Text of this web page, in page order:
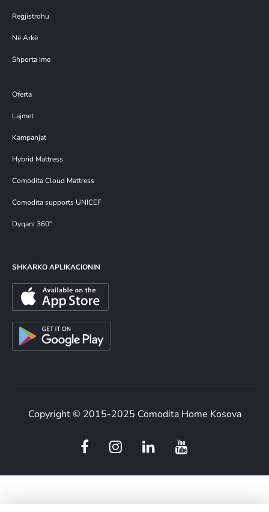
Regjistrohu
Në Arkë
Shporta Ime
Oferta
Lajmet
Kampanjat
Hybrid Mattress
Comodita Cloud Mattress
Comodita supports UNICEF
Dyqani 360°
SHKARKO APLIKACIONIN
Copyright © 2015-2025 Comodita Home Kosova
c
s
n
u